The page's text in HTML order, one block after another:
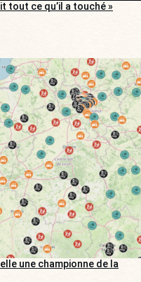
tout ce qu’il a touché »
une championne de la